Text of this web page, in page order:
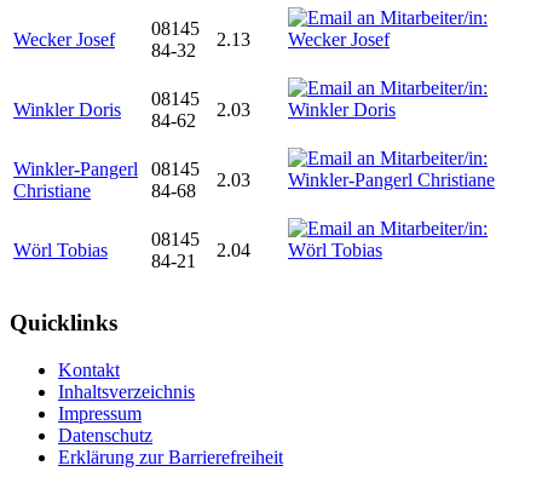
Wecker Josef
08145
84-32
2.13
Winkler Doris
08145
84-62
2.03
Winkler-Pangerl
Christiane
08145
84-68
2.03
Wörl Tobias
08145
84-21
2.04
Quicklinks
Kontakt
Inhaltsverzeichnis
Impressum
Datenschutz
Erklärung zur Barrierefreiheit